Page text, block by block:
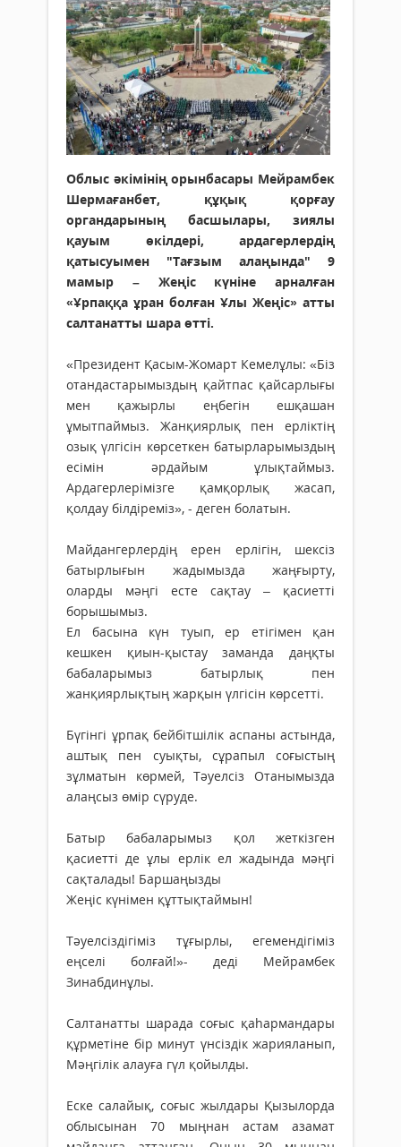
Облыс әкімінің орынбасары Мейрамбек
Шермағанбет, құқық қорғау
органдарының басшылары, зиялы
қауым өкілдері, ардагерлердің
қатысуымен "Тағзым алаңында" 9
мамыр – Жеңіс күніне арналған
«Ұрпаққа ұран болған Ұлы Жеңіс» атты
салтанатты шара өтті.
«Президент Қасым-Жомарт Кемелұлы: «Біз
отандастарымыздың қайтпас қайсарлығы
мен қажырлы еңбегін ешқашан
ұмытпаймыз. Жанқиярлық пен ерліктің
озық үлгісін көрсеткен батырларымыздың
есімін әрдайым ұлықтаймыз.
Ардагерлерімізге қамқорлық жасап,
қолдау білдіреміз», - деген болатын.
Майдангерлердің ерен ерлігін, шексіз
батырлығын жадымызда жаңғырту,
оларды мәңгі есте сақтау – қасиетті
борышымыз.
Ел басына күн туып, ер етігімен қан
кешкен қиын-қыстау заманда даңқты
бабаларымыз батырлық пен
жанқиярлықтың жарқын үлгісін көрсетті.
Бүгінгі ұрпақ бейбітшілік аспаны астында,
аштық пен суықты, сұрапыл соғыстың
зұлматын көрмей, Тәуелсіз Отанымызда
алаңсыз өмір сүруде.
Батыр бабаларымыз қол жеткізген
қасиетті де ұлы ерлік ел жадында мәңгі
сақталады! Баршаңызды
Жеңіс күнімен құттықтаймын!
Тәуелсіздігіміз тұғырлы, егемендігіміз
еңселі болғай!»- деді Мейрамбек
Зинабдинұлы.
Салтанатты шарада соғыс қаhармандары
құрметіне бір минут үнсіздік жарияланып,
Мәңгілік алауға гүл қойылды.
Еске салайық, соғыс жылдары Қызылорда
облысынан 70 мыңнан астам азамат